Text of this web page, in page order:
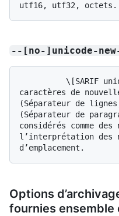
--[no-]unicode-
caractères de
(Séparateur de
(Séparateur de
considérés comme
l’interprétation des
Options
fournies ensemble